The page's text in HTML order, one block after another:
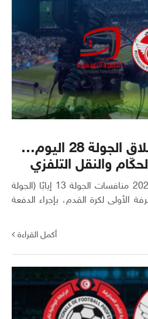
الرابطة الأولى: انطلاق الجولة 28 اليوم…
والنقل التلفزي
تنطلق اليوم الأحد 3 ماي 2026 منافسات الجولة 13 إيابًا (الجولة
الأولى لكرة القدم، بإجراء الدفعة
أكمل القراءة